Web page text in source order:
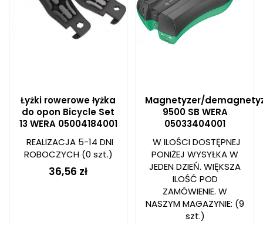
Łyżki rowerowe łyżka
do opon Bicycle Set
13 WERA 05004184001
REALIZACJA 5-14 DNI
ROBOCZYCH(0 szt.)
36,56 zł
Magnetyzer/
9500 SB WERA
05033404001
W ILOŚCI DOSTĘPNEJ
PONIŻEJ WYSYŁKA W
JEDEN DZIEŃ. WIĘKSZA
ILOŚĆ POD
ZAMÓWIENIE. W
NASZYM MAGAZYNIE: (9
szt.)